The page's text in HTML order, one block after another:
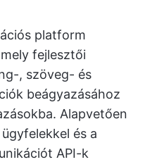
platform
fejlesztői
, szöveg- és
beágyazásához
Alapvetően
és a
API-k